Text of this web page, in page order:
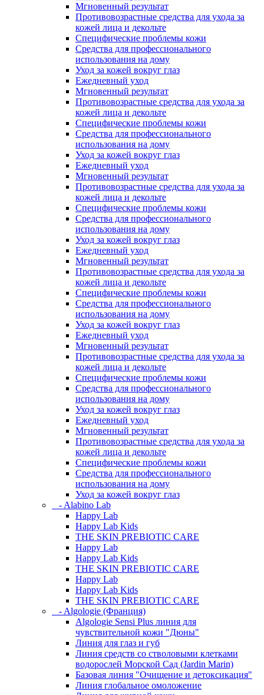
Мгновенный результат
Противовозрастные средства для ухода за
кожей лица и декольте
Специфические проблемы кожи
Средства для профессионального
использования на дому
Уход за кожей вокруг глаз
Ежедневный уход
Мгновенный результат
Противовозрастные средства для ухода за
кожей лица и декольте
Специфические проблемы кожи
Средства для профессионального
использования на дому
Уход за кожей вокруг глаз
Ежедневный уход
Мгновенный результат
Противовозрастные средства для ухода за
кожей лица и декольте
Специфические проблемы кожи
Средства для профессионального
использования на дому
Уход за кожей вокруг глаз
Ежедневный уход
Мгновенный результат
Противовозрастные средства для ухода за
кожей лица и декольте
Специфические проблемы кожи
Средства для профессионального
использования на дому
Уход за кожей вокруг глаз
Ежедневный уход
Мгновенный результат
Противовозрастные средства для ухода за
кожей лица и декольте
Специфические проблемы кожи
Средства для профессионального
использования на дому
Уход за кожей вокруг глаз
Ежедневный уход
Мгновенный результат
Противовозрастные средства для ухода за
кожей лица и декольте
Специфические проблемы кожи
Средства для профессионального
использования на дому
Уход за кожей вокруг глаз
- Alabino Lab
Happy Lab
Happy Lab Kids
THE SKIN PREBIOTIC CARE
Happy Lab
Happy Lab Kids
THE SKIN PREBIOTIC CARE
Happy Lab
Happy Lab Kids
THE SKIN PREBIOTIC CARE
- Algologie (Франция)
Algologie Sensi Plus линия для
чувcтвительной кожи "Дюны"
Линия для глаз и губ
Линия средств со стволовыми клетками
водорослей Морской Сад (Jardin Marin)
Базовая линия "Очищение и детоксикация"
Линия глобальное омоложение